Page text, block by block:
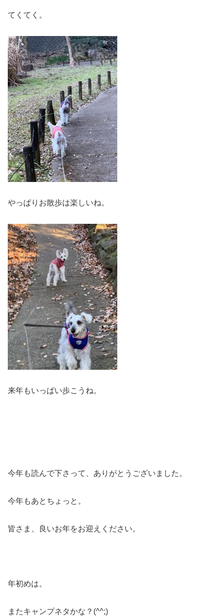
てくてく。
やっぱりお散歩は楽しいね。
来年もいっぱい歩こうね。
今年も読んで下さって、ありがとうございました。
今年もあとちょっと。
皆さま、良いお年をお迎えください。
年初めは。
またキャンプネタかな？(^^;)